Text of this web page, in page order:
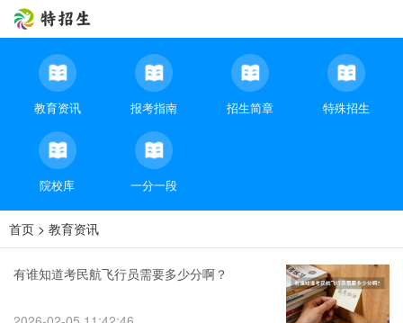
教育资讯 报考指南 招生简章 特殊招生
院校库 一分一段
首页 > 教育资讯
有谁知道考民航飞行员需要多少分啊？